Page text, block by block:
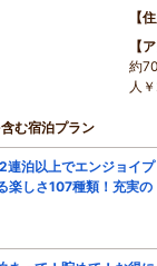
約
人
含む宿泊プラン
連泊以上でエンジョイプ
楽しさ107種類！充実の